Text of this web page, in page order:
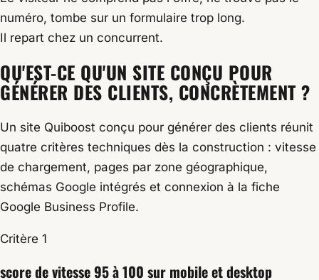
numéro, tombe sur un formulaire trop long.
Il repart chez un concurrent.
QU'EST-CE QU'UN SITE CONÇU POUR
GÉNÉRER DES CLIENTS, CONCRÈTEMENT ?
Un site Quiboost conçu pour générer des clients réunit
quatre critères techniques dès la construction : vitesse
de chargement, pages par zone géographique,
schémas Google intégrés et connexion à la fiche
Google Business Profile.
Critère 1
score de vitesse 95 à 100 sur mobile et desktop